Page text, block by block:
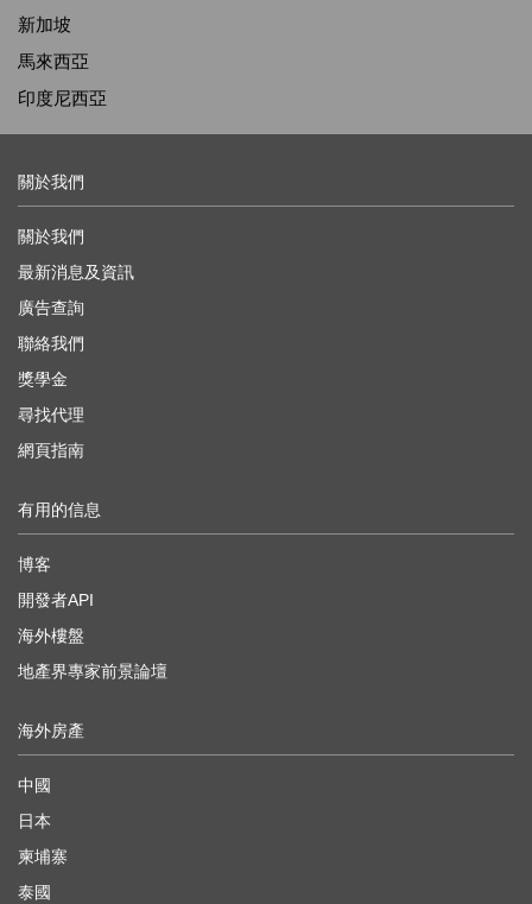
新加坡
馬來西亞
印度尼西亞
關於我們
關於我們
最新消息及資訊
廣告查詢
聯絡我們
獎學金
尋找代理
網頁指南
有用的信息
博客
開發者API
海外樓盤
地產界專家前景論壇
海外房產
中國
日本
柬埔寨
泰國